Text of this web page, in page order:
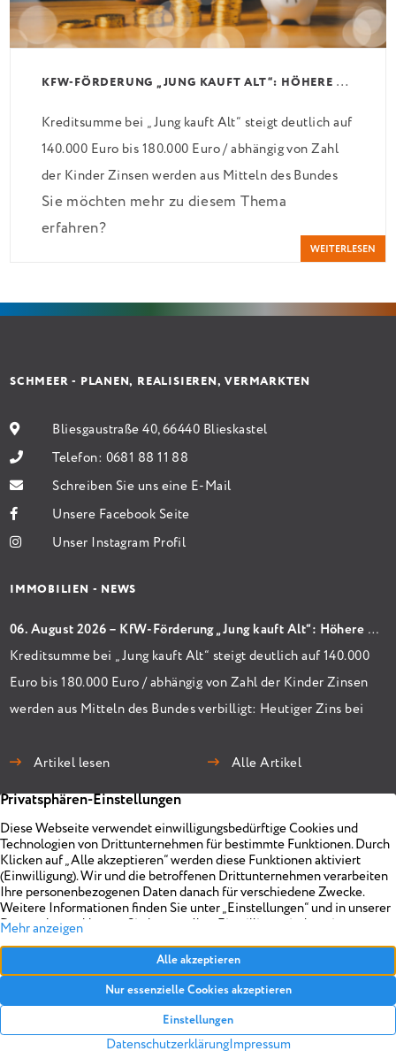
K
FW-FÖRDERUNG „JUNG KAUFT ALT“: HÖHERE KREDITE AB AUGUST 2026
Kreditsumme bei „Jung kauft Alt“ steigt deutlich auf
140.000 Euro bis 180.000 Euro / abhängig von Zahl
der Kinder Zinsen werden aus Mitteln des Bundes
verbilligt: Heutiger Zins bei 0,53 Prozent effektiv
bei 35 Jahren Laufzeit und 10 Jahren Zinsbindung
Antragstellende verpflichten sich zu energetischer
Sanierung in Einzelmaßnahmen […]
Sie möchten mehr zu diesem Thema
erfahren?
WEITERLESEN
SCHMEER - PLANEN, REALISIEREN, VERMARKTEN
Bliesgaustraße 40, 66440 Blieskastel
Telefon: 0681 88 11 88
Schreiben Sie uns eine E-Mail
Unsere Facebook Seite
Unser Instagram Profil
IMMOBILIEN - NEWS
06. August 2026 – KfW-Förderung „Jung kauft Alt“: Höhere Kredite ab August 2026
Kreditsumme bei „Jung kauft Alt“ steigt deutlich auf 140.000
Euro bis 180.000 Euro / abhängig von Zahl der Kinder Zinsen
werden aus Mitteln des Bundes verbilligt: Heutiger Zins bei
Zinsbindung Antragstellende verpflichten sich zu
energetischer Sanierung binnen 54 Monaten nach
Artikel lesen Alle Artikel
Immobilien
Unternehmen
Projekte
Planen
Vermarkten
Über uns
Realisieren
Datenschutz